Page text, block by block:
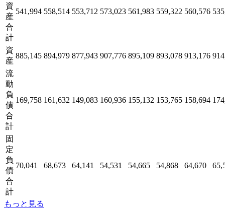
資
産
合
計
541,994 558,514 553,712 573,023 561,983 559,322 560,576
資
産
885,145 894,979 877,943 907,776 895,109 893,078 913,176
流
動
負
債
合
計
169,758 161,632 149,083 160,936 155,132 153,765 158,694
固
定
負
債
合
計
70,041 68,673 64,141 54,531 54,665 54,868 64,670
もっと見る